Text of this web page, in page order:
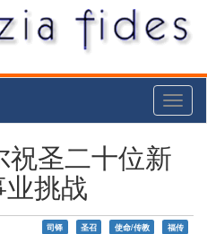
祝圣二十位新
挑战
司铎 圣召 使命/传教 福传